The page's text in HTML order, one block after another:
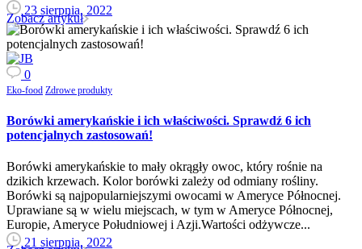
23 sierpnia, 2022
Zobacz artykuł
0
Eko-food Zdrowe produkty
Borówki amerykańskie i ich właściwości. Sprawdź 6 ich
potencjalnych zastosowań!
Borówki amerykańskie to mały okrągły owoc, który rośnie na
dzikich krzewach. Kolor borówki zależy od odmiany rośliny.
Borówki są najpopularniejszymi owocami w Ameryce Północnej.
Uprawiane są w wielu miejscach, w tym w Ameryce Północnej,
Europie, Ameryce Południowej i Azji.Wartości odżywcze...
21 sierpnia, 2022